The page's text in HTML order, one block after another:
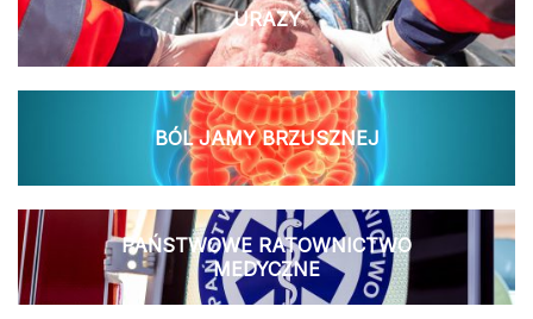
URAZY
BÓL JAMY BRZUSZNEJ
PAŃSTWOWE RATOWNICTWO
MEDYCZNE